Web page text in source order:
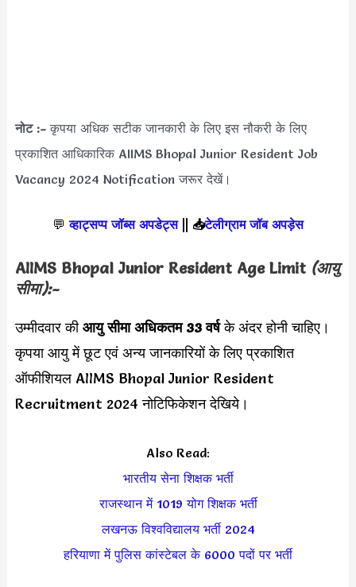
नोट :-कृपया अधिक सटीक जानकारी के लिए इस नौकरी के लिए
प्रकाशित आधिकारिक AIIMS Bhopal Junior Resident Job
Vacancy 2024 Notification जरूर देखें।
💬 व्हाट्सप्प जॉब्स अपडेट्स|| 📥टेलीग्राम जॉब अपड़ेस
AIIMS Bhopal Junior Resident Age Limit (आयु
सीमा):-
उम्मीदवार कीआयु सीमा अधिकतम 33 वर्षके अंदर होनी चाहिए।
कृपया आयु में छूट एवं अन्य जानकारियों के लिए प्रकाशित
ऑफीशियल AIIMS Bhopal Junior Resident
Recruitment 2024 नोटिफिकेशन देखिये।
Also Read:
भारतीय सेना शिक्षक भर्ती
राजस्थान में 1019 योग शिक्षक भर्ती
लखनऊ विश्वविद्यालय भर्ती 2024
हरियाणा में पुलिस कांस्टेबल के 6000 पदों पर भर्ती